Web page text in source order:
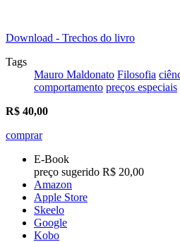
Download - Trechos do livro
Tags
Mauro Maldonato Filosofia
comportamento preços especiais
R$ 40,00
comprar
E-Book
preço sugerido R$ 20,00
Amazon
Apple Store
Skeelo
Google
Kobo